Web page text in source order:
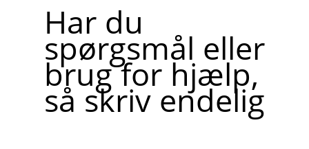
Har du
spørgsmål eller
brug for hjælp,
så skriv endelig